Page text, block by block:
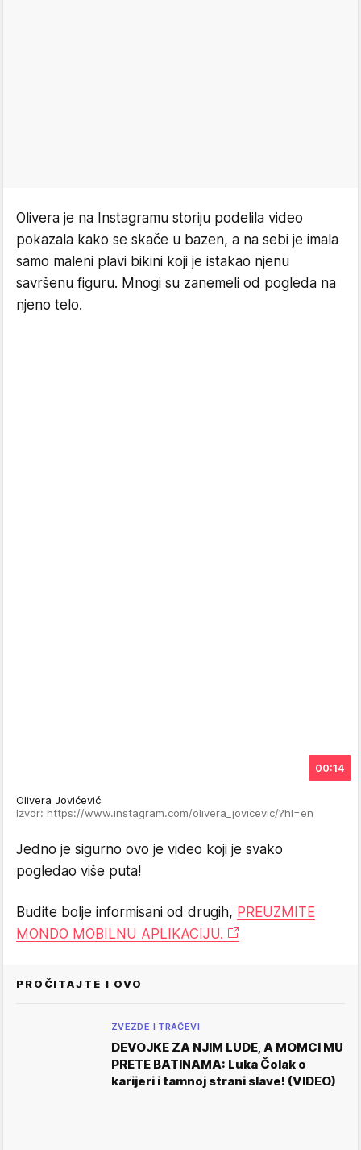
Olivera je na Instagramu storiju podelila video
pokazala kako se skače u bazen, a na sebi je imala
samo maleni plavi bikini koji je istakao njenu
savršenu figuru. Mnogi su zanemeli od pogleda na
njeno telo.
00:14
Olivera Jovićević
Izvor: https://www.instagram.com/olivera_jovicevic/?hl=en
Jedno je sigurno ovo je video koji je svako
pogledao više puta!
Budite bolje informisani od drugih, PREUZMITE
MONDO MOBILNU APLIKACIJU.
PROČITAJTE I OVO
ZVEZDE I TRAČEVI
DEVOJKE ZA NJIM LUDE, A MOMCI MU
PRETE BATINAMA: Luka Čolak o
karijeri i tamnoj strani slave! (VIDEO)